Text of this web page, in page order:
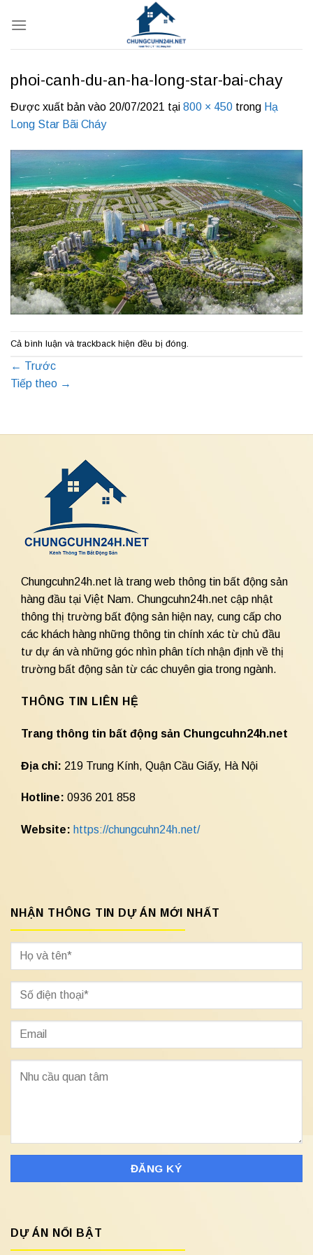
qua
phoi-canh-du-an-ha-long-star-bai-chay
Được xuất bản vào 20/07/2021 tại 800 × 450 trong Hạ
Long Star Bãi Cháy
Cả bình luận và trackback hiện đều bị đóng.
← Trước
Tiếp theo →
Chungcuhn24h.net là trang web thông tin bất động sản
hàng đầu tại Việt Nam. Chungcuhn24h.net cập nhật
thông thị trường bất động sản hiện nay, cung cấp cho
các khách hàng những thông tin chính xác từ chủ đầu
tư dự án và những góc nhìn phân tích nhận định về thị
trường bất động sản từ các chuyên gia trong ngành.
THÔNG TIN LIÊN HỆ
Trang thông tin bất động sản Chungcuhn24h.net
Địa chỉ: 219 Trung Kính, Quận Cầu Giấy, Hà Nội
Hotline: 0936 201 858
Website: https://chungcuhn24h.net/
NHẬN THÔNG TIN DỰ ÁN MỚI NHẤT
DỰ ÁN NỔI BẬT